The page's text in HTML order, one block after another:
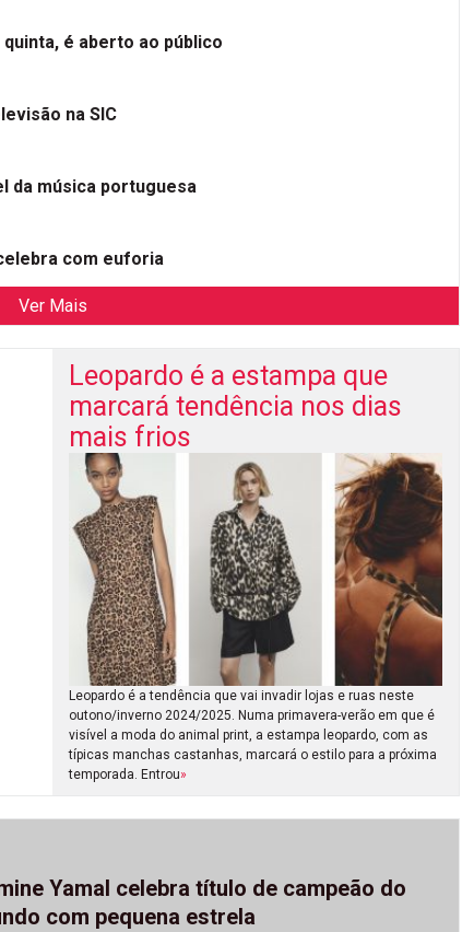
é aberto ao público
na SIC
da música portuguesa
com euforia
Ver Mais
Leopardo é a estampa que
marcará tendência nos dias
mais frios
Leopardo é a tendência que vai invadir lojas e ruas neste
outono/inverno 2024/2025. Numa primavera-verão em que é
visível a moda do animal print, a estampa leopardo, com as
típicas manchas castanhas, marcará o estilo para a próxima
temporada. Entrou»
Yamal celebra título de campeão do
com pequena estrela